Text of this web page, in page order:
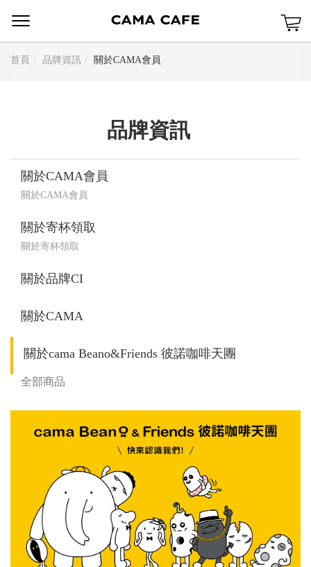
首頁 品牌資訊 關於CAMA會員
品牌資訊
關於CAMA會員
關於CAMA會員
關於寄杯領取
關於寄杯領取
關於品牌CI
關於CAMA
關於cama Beano&Friends 彼諾咖啡天團
全部商品